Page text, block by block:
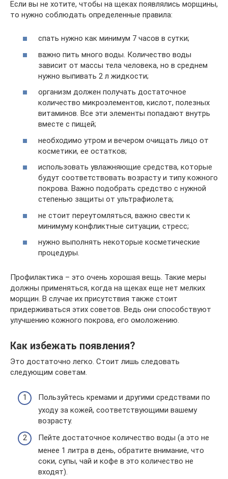
Если вы не хотите, чтобы на щеках появлялись морщины,
то нужно соблюдать определенные правила:
спать нужно как минимум 7 часов в сутки;
важно пить много воды. Количество воды
зависит от массы тела человека, но в среднем
нужно выпивать 2 л жидкости;
организм должен получать достаточное
количество микроэлементов, кислот, полезных
витаминов. Все эти элементы попадают внутрь
вместе с пищей;
необходимо утром и вечером очищать лицо от
косметики, ее остатков;
использовать увлажняющие средства, которые
будут соответствовать возрасту и типу кожного
покрова. Важно подобрать средство с нужной
степенью защиты от ультрафиолета;
не стоит переутомляться, важно свести к
минимуму конфликтные ситуации, стресс;
нужно выполнять некоторые косметические
процедуры.
Профилактика – это очень хорошая вещь. Такие меры
должны применяться, когда на щеках еще нет мелких
морщин. В случае их присутствия также стоит
придерживаться этих советов. Ведь они способствуют
улучшению кожного покрова, его омоложению.
Как избежать появления?
Это достаточно легко. Стоит лишь следовать
следующим советам.
Пользуйтесь кремами и другими средствами по
уходу за кожей, соответствующими вашему
возрасту.
Пейте достаточное количество воды (а это не
менее 1 литра в день, обратите внимание, что
соки, супы, чай и кофе в это количество не
входят).